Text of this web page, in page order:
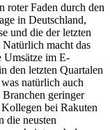
roter Faden durch den
in Deutschland,
und die der letzten
Natürlich macht das
im E-
den letzten Quartalen
natürlich auch
Branchen geringer
bei Rakuten
die neusten